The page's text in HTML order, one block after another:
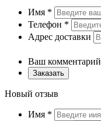
Имя *
Телефон *
Адрес доставки
Ваш комментарий
Заказать
Новый отзыв
Имя *